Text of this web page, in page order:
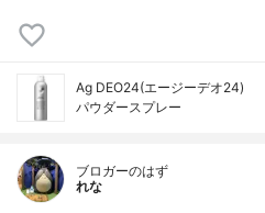
Ag DEO24(エージーデオ24)
パウダースプレー
ブロガーのはず
れな